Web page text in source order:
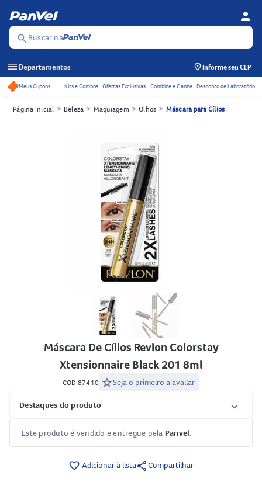
search Buscar na
person
menu Departamentos Informe seu CEP
Acessos rápidos do cabeçalho
Meus Cupons Kits e Combos Ofertas Exclusivas Combine e Ganhe Desconto de Laboratório
Página Inicial > Beleza > Maquiagem > Olhos > Máscara para Cílios
Máscara De Cílios Revlon Colorstay
Xtensionnaire Black 201 8ml
COD 87410 starSeja o primeiro a avaliar
Destaques do produto
Este produto é vendido e entregue pela Panvel.
favorite_border Adicionar à listashareCompartilhar